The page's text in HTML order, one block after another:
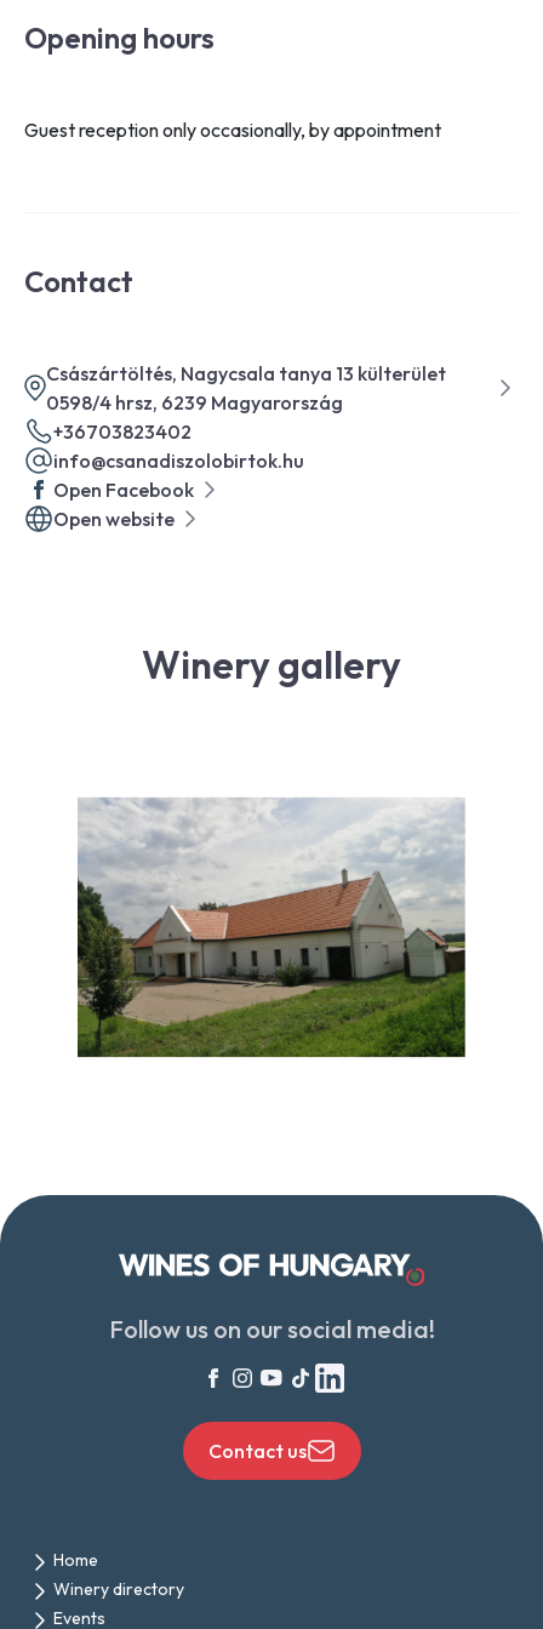
Opening hours
Guest reception only occasionally, by appointment
Contact
Császártöltés, Nagycsala tanya 13 külterület
0598/4 hrsz, 6239 Magyarország
+36703823402
info@csanadiszolobirtok.hu
Open Facebook
Open website
Winery gallery
Follow us on our social media!
Contact us
Home
Winery directory
Events